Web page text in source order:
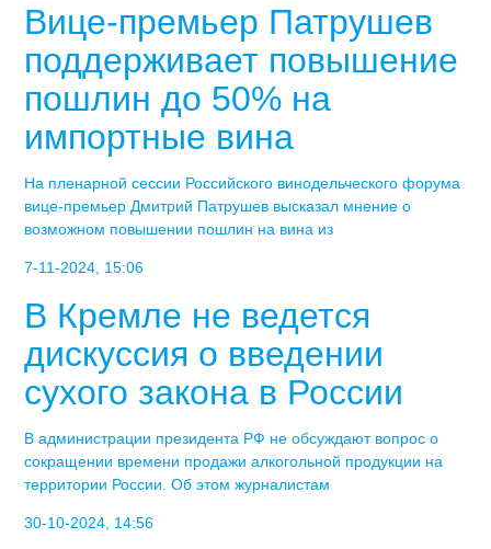
Вице-премьер Патрушев
поддерживает повышение
пошлин до 50% на
импортные вина
На пленарной сессии Российского винодельческого форума
вице-премьер Дмитрий Патрушев высказал мнение о
возможном повышении пошлин на вина из
7-11-2024, 15:06
В Кремле не ведется
дискуссия о введении
сухого закона в России
В администрации президента РФ не обсуждают вопрос о
сокращении времени продажи алкогольной продукции на
территории России. Об этом журналистам
30-10-2024, 14:56